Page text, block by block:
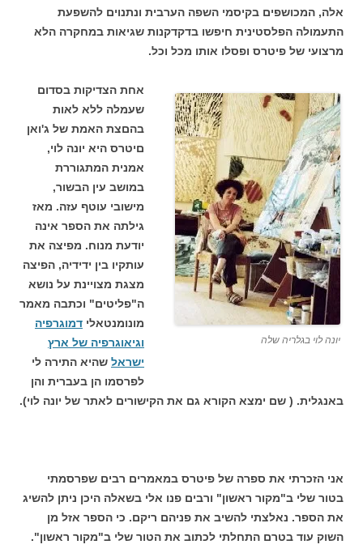
אלה, המכושפים בקיסמי השפה הערבית ונתנוים להשפעת
התעמולה הפלסטינית חיפשו בדקדקנות שגיאות במחקרה הלא
מרצועי של פיטרס ופסלו אותו מכל וכל.
יונה לוי בגלריה שלה
אחת הצדיקות בסדום
שעמלה ללא לאות
בהםצת האמת של ג'ואן
םיטרס היא יונה לוי,
אמנית המתגוררת
במושב עין הבשור,
מישובי עוטף עזה. מאז
גילתה את הספר אינה
יודעת מנוח. מפיצה את
עותקיו בין ידידיה, הפיצה
מצגת מצויינת על נושא
ה"פליטים" וכתבה מאמר
מונומנטאלי דמוגרפיה
וגיאוגרפיה של ארץ
ישראל שהיא התירה לי
לפרסמו הן בעברית והן
באנגלית. ( שם ימצא הקורא גם את הקישורים לאתר של יונה לוי).
אני הזכרתי את ספרה של פיטרס במאמרים רבים שפרסמתי
בטור שלי ב"מקור ראשון" ורבים פנו אלי בשאלה היכן ניתן להשיג
את הספר. נאלצתי להשיב את פניהם ריקם. כי הספר אזל מן
השוק עוד בטרם התחלתי לכתוב את הטור שלי ב"מקור ראשון".